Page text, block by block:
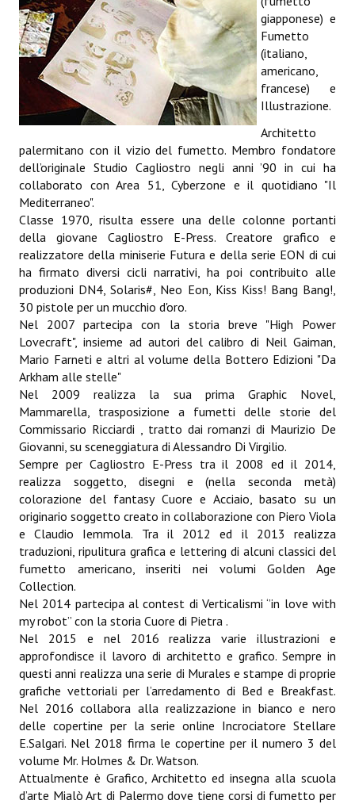
CONTATTI
MISURE ANTICOVID
giapponese) e
Fumetto
(italiano,
americano,
francese) e
Illustrazione.
Architetto
palermitano con il vizio del fumetto. Membro fondatore
dell’originale Studio Cagliostro negli anni ’90 in cui ha
collaborato con Area 51, Cyberzone e il quotidiano "Il
Mediterraneo".
Classe 1970, risulta essere una delle colonne portanti
della giovane Cagliostro E-Press. Creatore grafico e
realizzatore della miniserie Futura e della serie EON di cui
ha firmato diversi cicli narrativi, ha poi contribuito alle
produzioni DN4, Solaris#, Neo Eon, Kiss Kiss! Bang Bang!,
30 pistole per un mucchio d'oro.
Nel 2007 partecipa con la storia breve "High Power
Lovecraft", insieme ad autori del calibro di Neil Gaiman,
Mario Farneti e altri al volume della Bottero Edizioni "Da
Arkham alle stelle"
Nel 2009 realizza la sua prima Graphic Novel,
Mammarella, trasposizione a fumetti delle storie del
Commissario Ricciardi , tratto dai romanzi di Maurizio De
Giovanni, su sceneggiatura di Alessandro Di Virgilio.
Sempre per Cagliostro E-Press tra il 2008 ed il 2014,
realizza soggetto, disegni e (nella seconda metà)
colorazione del fantasy Cuore e Acciaio, basato su un
originario soggetto creato in collaborazione con Piero Viola
e Claudio Iemmola. Tra il 2012 ed il 2013 realizza
traduzioni, ripulitura grafica e lettering di alcuni classici del
fumetto americano, inseriti nei volumi Golden Age
Collection.
Nel 2014 partecipa al contest di Verticalismi ‘’in love with
my robot’’ con la storia Cuore di Pietra .
Nel 2015 e nel 2016 realizza varie illustrazioni e
approfondisce il lavoro di architetto e grafico. Sempre in
questi anni realizza una serie di Murales e stampe di proprie
grafiche vettoriali per l’arredamento di Bed e Breakfast.
Nel 2016 collabora alla realizzazione in bianco e nero
delle copertine per la serie online Incrociatore Stellare
E.Salgari. Nel 2018 firma le copertine per il numero 3 del
volume Mr. Holmes & Dr. Watson.
Attualmente è Grafico, Architetto ed insegna alla scuola
d’arte Mialò Art di Palermo dove tiene corsi di fumetto per